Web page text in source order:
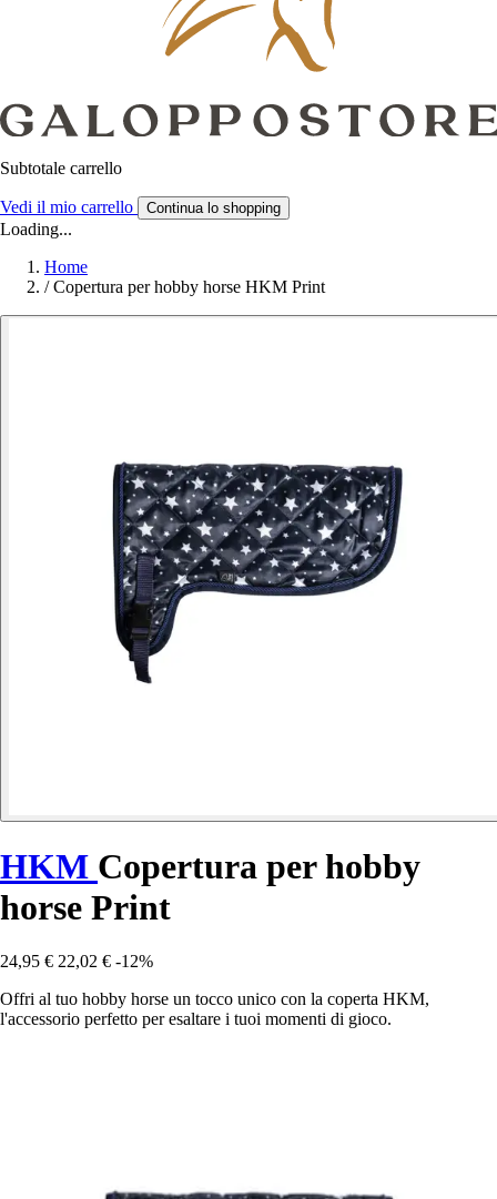
Subtotale carrello
Vedi il mio carrello Continua lo shopping
Loading...
Home
/ Copertura per hobby horse HKM Print
HKM Copertura per hobby
horse Print
24,95 € 22,02 € -12%
Offri al tuo hobby horse un tocco unico con la coperta HKM,
l'accessorio perfetto per esaltare i tuoi momenti di gioco.